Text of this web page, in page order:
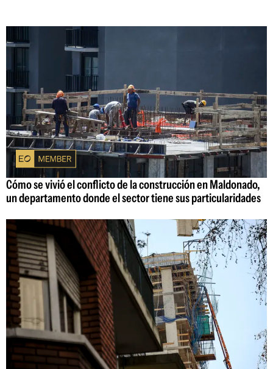
Cómo se vivió el conflicto de la construcción en Maldonado,
un departamento donde el sector tiene sus particularidades